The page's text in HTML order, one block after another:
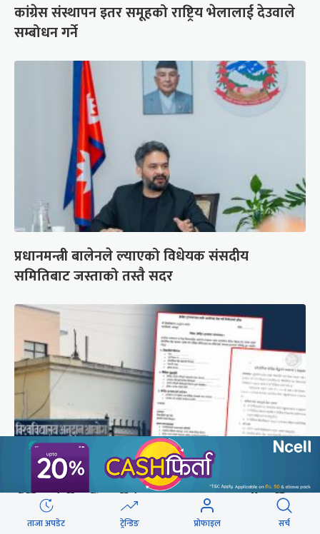
कांग्रेस संस्थापन इतर समूहको राष्ट्रिय भेलालाई देउवाले
सम्बोधन गर्ने
प्रधानमन्त्री बालेनले ल्याएको विधेयक संसदीय
समितिबाट जस्ताको तस्तै सदर
शैक्षिक क्रेडिट बैंक : विदेशमा अध्ययन पूरा नगरी फर्किए
नेपालमा निरन्तरता
ताजा अपडेट ट्रेन्डिङ प्रोफाइल सर्च